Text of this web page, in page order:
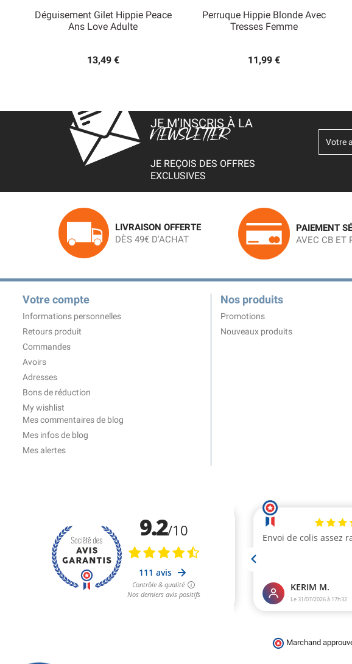
Déguisement Gilet Hippie Peace
Ans Love Adulte
13,49 €
Aperçu rapide
Perruque Hippie Blonde Avec
Tresses Femme
11,99 €
Aperçu rapide
JE M’INSCRIS À LA
NEWSLETTER
JE REÇOIS DES OFFRES
EXCLUSIVES
LIVRAISON OFFERTE
DÈS 49€ D'ACHAT
PAIEMENT
AVEC CB ET
Votre compte
Informations personnelles
Retours produit
Commandes
Avoirs
Adresses
Bons de réduction
My wishlist
Mes commentaires de blog
Mes infos de blog
Mes alertes
Nos produits
Promotions
Nouveaux produits
Marchand